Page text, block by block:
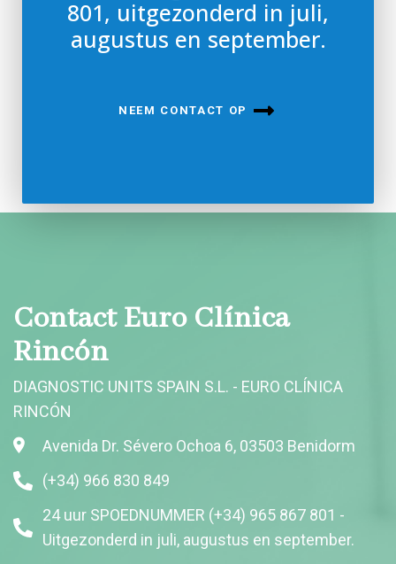
801, uitgezonderd in juli,
augustus en september.
NEEM CONTACT OP
Contact Euro Clínica
Rincón
DIAGNOSTIC UNITS SPAIN S.L. - EURO CLÍNICA
RINCÓN
Avenida Dr. Sévero Ochoa 6, 03503 Benidorm
(+34) 966 830 849
24 uur SPOEDNUMMER (+34) 965 867 801 -
Uitgezonderd in juli, augustus en september.